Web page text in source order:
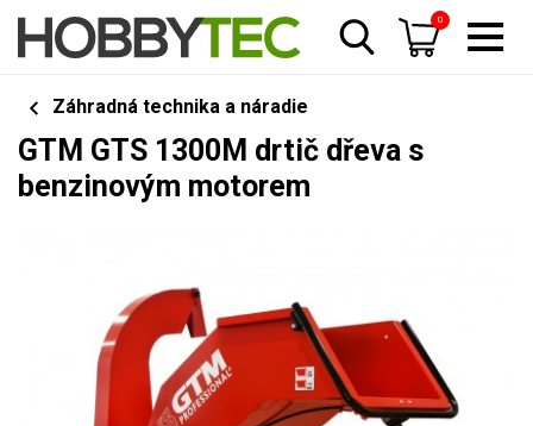
0
Záhradná technika a náradie
GTM GTS 1300M drtič dřeva s
benzinovým motorem